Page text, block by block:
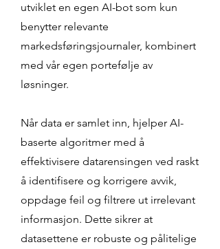
utviklet en egen AI-bot som kun
benytter relevante
markedsføringsjournaler, kombinert
med vår egen portefølje av
løsninger.
Når data er samlet inn, hjelper AI-
baserte algoritmer med å
effektivisere datarensingen ved raskt
å identifisere og korrigere avvik,
oppdage feil og filtrere ut irrelevant
informasjon. Dette sikrer at
datasettene er robuste og pålitelige